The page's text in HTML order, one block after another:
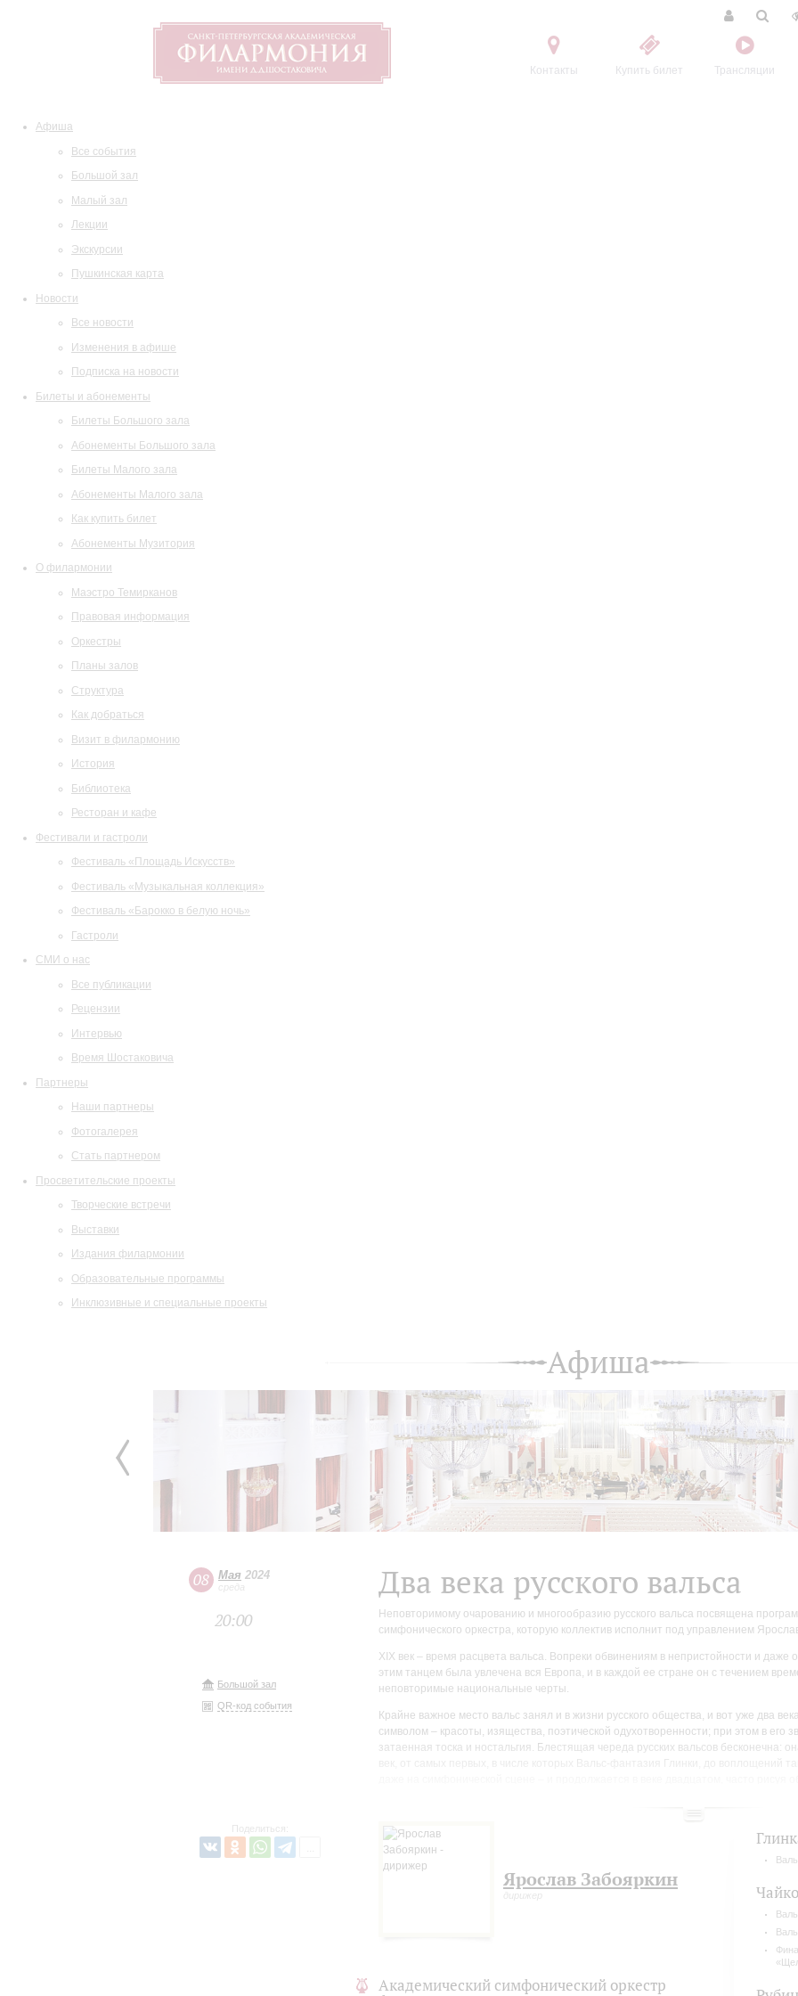
Контакты Купить билет Трансляции
Афиша
Все события
Большой зал
Малый зал
Лекции
Экскурсии
Пушкинская карта
Новости
Все новости
Изменения в афише
Подписка на новости
Билеты и абонементы
Билеты Большого зала
Абонементы Большого зала
Билеты Малого зала
Абонементы Малого зала
Как купить билет
Абонементы Музитория
О филармонии
Маэстро Темирканов
Правовая информация
Оркестры
Планы залов
Структура
Как добраться
Визит в филармонию
История
Библиотека
Ресторан и кафе
Фестивали и гастроли
Фестиваль «Площадь Искусств»
Фестиваль «Музыкальная коллекция»
Фестиваль «Барокко в белую ночь»
Гастроли
СМИ о нас
Все публикации
Рецензии
Интервью
Время Шостаковича
Партнеры
Наши партнеры
Фотогалерея
Стать партнером
Просветительские проекты
Творческие встречи
Выставки
Издания филармонии
Образовательные программы
Инклюзивные и специальные проекты
Афиша
08 Мая 2024
среда
20:00
Большой зал
QR-код события
Поделиться:
Два века русского вальса
Неповторимому очарованию и многообразию русского вальса посвящена
симфонического оркестра, которую коллектив исполнит под управлением
XIX век – время расцвета вальса. Вопреки обвинениям в непристойности и
этим танцем была увлечена вся Европа, и в каждой ее стране он с течением
неповторимые национальные черты.
Крайне важное место вальс занял и в жизни русского общества, и вот уже два
символом – красоты, изящества, поэтической одухотворенности; при этом в его
затаенная тоска и ностальгия. Блестящая череда русских вальсов бесконечна:
Ярослав Забояркин
дирижер
Академический симфонический оркестр